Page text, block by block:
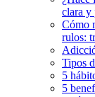
clara y
Cómo
rulos:
Tipos
5
5